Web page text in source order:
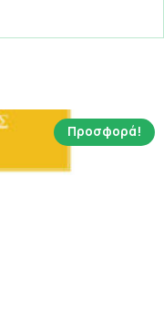
Προσφορά!